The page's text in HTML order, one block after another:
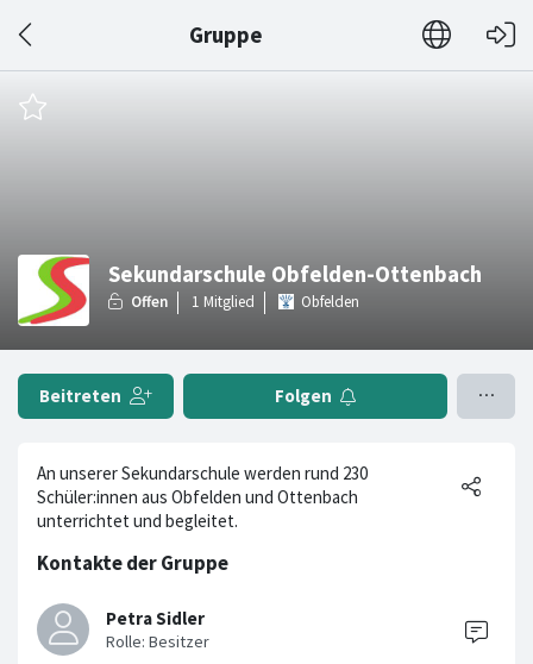
Gruppe
Sekundarschule Obfelden-Ottenbach
Obfelden
Beitreten Folgen
An unserer Sekundarschule werden rund 230
Schüler:innen aus Obfelden und Ottenbach
unterrichtet und begleitet.
Kontakte der Gruppe
Petra Sidler